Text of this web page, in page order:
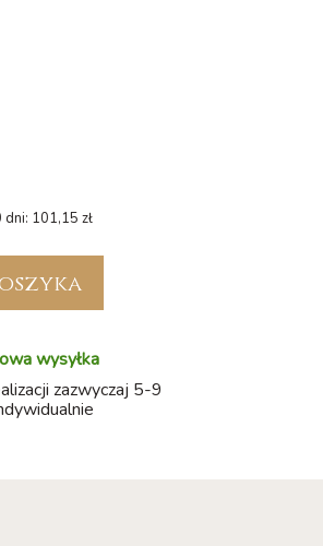
101,15 zł
wysyłka
zazwyczaj 5-9